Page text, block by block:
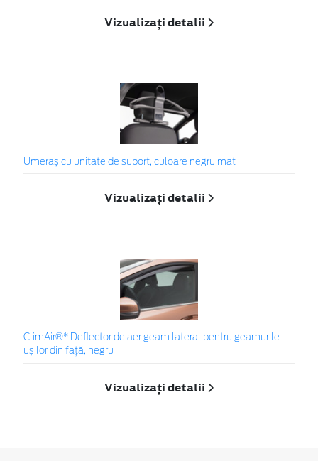
Vizualizați detalii
Umeraș cu unitate de suport, culoare negru mat
Vizualizați detalii
ClimAir®* Deflector de aer geam lateral pentru geamurile
ușilor din față, negru
Vizualizați detalii